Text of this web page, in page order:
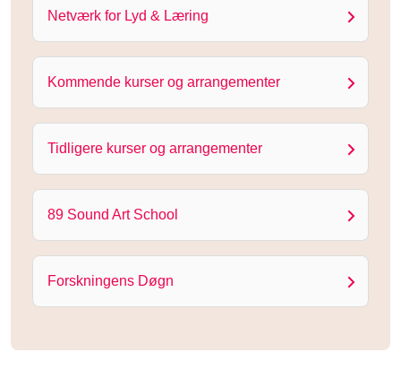
Netværk for Lyd & Læring
Kommende kurser og arrangementer
Tidligere kurser og arrangementer
89 Sound Art School
Forskningens Døgn